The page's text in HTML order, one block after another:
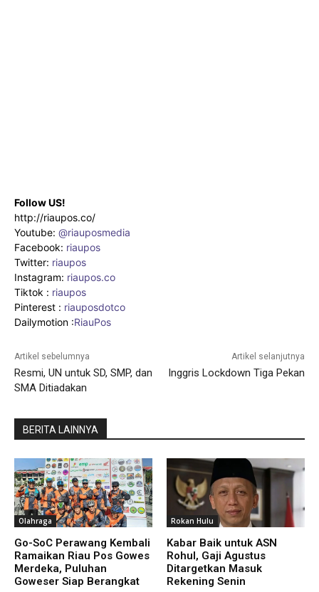
Follow US!
http://riaupos.co/
Youtube: @riauposmedia
Facebook: riaupos
Twitter: riaupos
Instagram: riaupos.co
Tiktok : riaupos
Pinterest : riauposdotco
Dailymotion :RiauPos
Artikel sebelumnya
Resmi, UN untuk SD, SMP, dan
SMA Ditiadakan
Artikel selanjutnya
Inggris Lockdown Tiga Pekan
BERITA LAINNYA
Olahraga
Go-SoC Perawang Kembali
Ramaikan Riau Pos Gowes
Merdeka, Puluhan
Goweser Siap Berangkat
Rokan Hulu
Kabar Baik untuk ASN
Rohul, Gaji Agustus
Ditargetkan Masuk
Rekening Senin